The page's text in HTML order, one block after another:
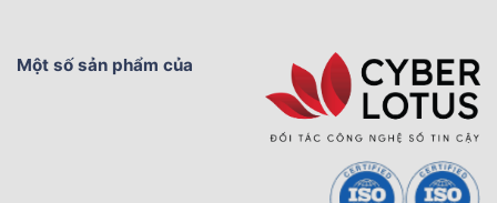
Một số sản phẩm của